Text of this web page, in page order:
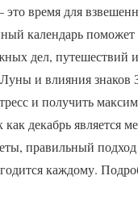
это время для
календарь поможет
дел, путешествий
и влияния знаков
и получить
декабрь является
правильный
каждому.